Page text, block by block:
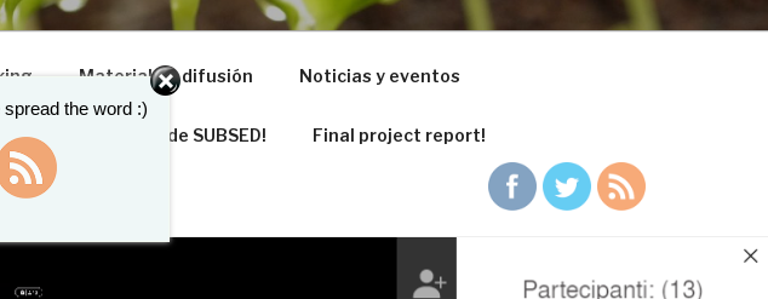
Material de difusión Noticias y eventos
¡Las pautas de SUBSED! Final project report!
the word :)